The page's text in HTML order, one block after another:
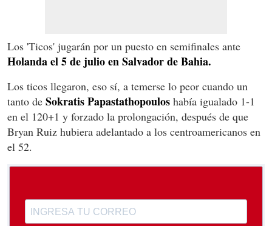
Los 'Ticos' jugarán por un puesto en semifinales ante
Holanda el 5 de julio en Salvador de Bahia.
Los ticos llegaron, eso sí, a temerse lo peor cuando un
tanto de Sokratis Papastathopoulos había igualado 1-1
en el 120+1 y forzado la prolongación, después de que
Bryan Ruiz hubiera adelantado a los centroamericanos en
el 52.